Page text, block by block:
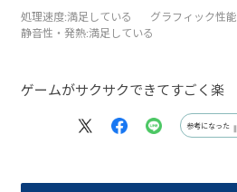
処理速度:満足している グラフィック性能
静音性・発熱:満足している
ゲームがサクサクできてすごく楽
参考になった